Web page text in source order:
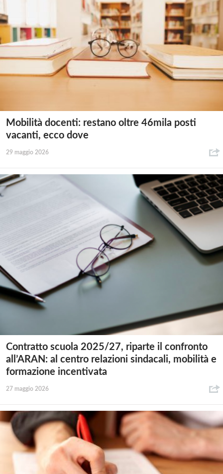
Mobilità docenti: restano oltre 46mila posti
vacanti, ecco dove
29 maggio 2026
Contratto scuola 2025/27, riparte il confronto
all’ARAN: al centro relazioni sindacali, mobilità e
formazione incentivata
27 maggio 2026